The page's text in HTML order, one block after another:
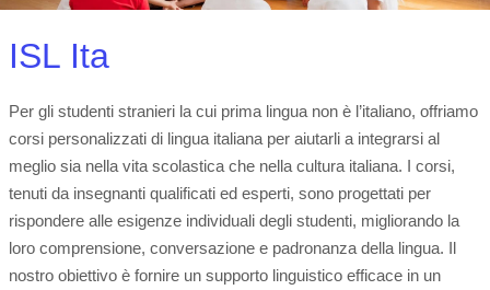
ISL Ita
Per gli studenti stranieri la cui prima lingua non è l’italiano, offriamo
corsi personalizzati di lingua italiana per aiutarli a integrarsi al
meglio sia nella vita scolastica che nella cultura italiana. I corsi,
tenuti da insegnanti qualificati ed esperti, sono progettati per
rispondere alle esigenze individuali degli studenti, migliorando la
loro comprensione, conversazione e padronanza della lingua. Il
nostro obiettivo è fornire un supporto linguistico efficace in un